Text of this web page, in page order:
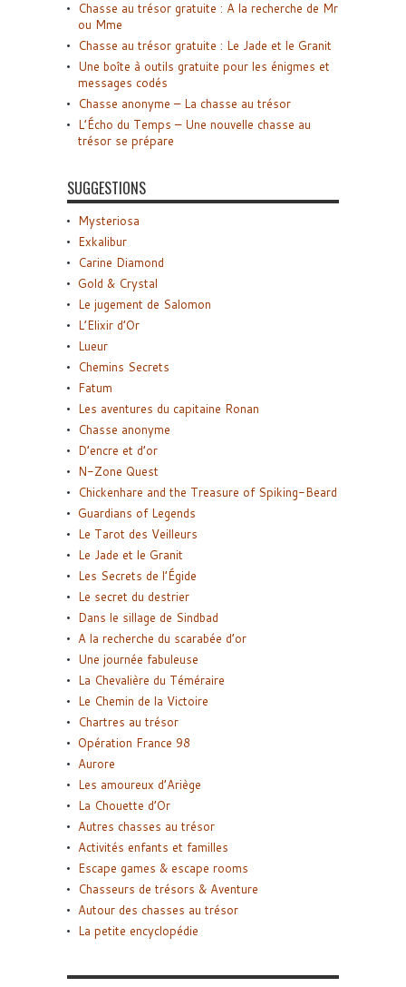
Chasse au trésor gratuite : A la recherche de Mr
ou Mme
Chasse au trésor gratuite : Le Jade et le Granit
Une boîte à outils gratuite pour les énigmes et
messages codés
Chasse anonyme – La chasse au trésor
L’Écho du Temps – Une nouvelle chasse au
trésor se prépare
SUGGESTIONS
Mysteriosa
Exkalibur
Carine Diamond
Gold & Crystal
Le jugement de Salomon
L’Elixir d’Or
Lueur
Chemins Secrets
Fatum
Les aventures du capitaine Ronan
Chasse anonyme
D’encre et d’or
N-Zone Quest
Chickenhare and the Treasure of Spiking-Beard
Guardians of Legends
Le Tarot des Veilleurs
Le Jade et le Granit
Les Secrets de l’Égide
Le secret du destrier
Dans le sillage de Sindbad
A la recherche du scarabée d’or
Une journée fabuleuse
La Chevalière du Téméraire
Le Chemin de la Victoire
Chartres au trésor
Opération France 98
Aurore
Les amoureux d’Ariège
La Chouette d’Or
Autres chasses au trésor
Activités enfants et familles
Escape games & escape rooms
Chasseurs de trésors & Aventure
Autour des chasses au trésor
La petite encyclopédie